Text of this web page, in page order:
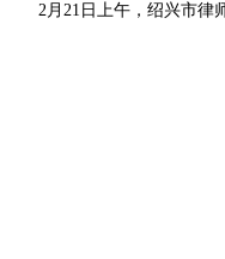
2月21日上午，绍兴市律